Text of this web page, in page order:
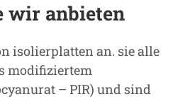
wir anbieten
isolierplatten an. sie alle
modifiziertem
– PIR) und sind